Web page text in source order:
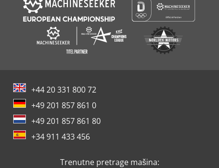
+44 20 331 800 72
+49 201 857 861 0
+49 201 857 861 80
+34 911 433 456
Trenutne pretrage mašina: